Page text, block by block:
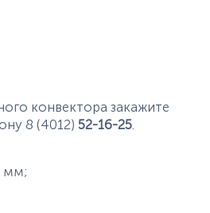
конвектора закажите
8 (4012) 52-16-25.
мм;